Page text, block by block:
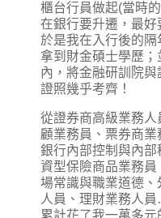
櫃台行員做起(當時
在銀行要升遷，最好
於是我在入行後的
拿到財金碩士學歷
內，將金融研訓院
證照幾乎考齊！
從證券商高級業務
顧業務員、票券商業
銀行內部控制與內
資型保險商品業務
場常識與職業道德
人員、理財業務人
累計花了我一萬多